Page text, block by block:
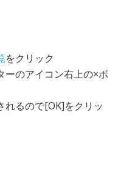
をクリック
ーのアイコン右上の×ボ
れるので[OK]をクリッ